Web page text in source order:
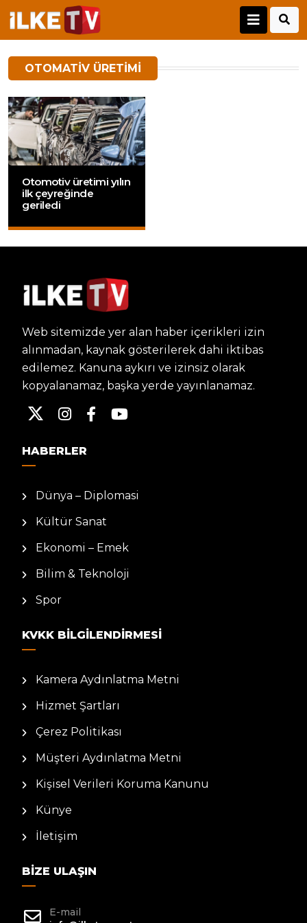
OTOMATIV ÜRETIMI
Otomotiv üretimi yılın
ilk çeyreğinde
geriledi
Web sitemizde yer alan haber içerikleri izin
alınmadan, kaynak gösterilerek dahi iktibas
edilemez. Kanuna aykırı ve izinsiz olarak
kopyalanamaz, başka yerde yayınlanamaz.
HABERLER
Dünya – Diplomasi
Kültür Sanat
Ekonomi – Emek
Bilim & Teknoloji
Spor
KVKK BILGILENDIRMESI
Kamera Aydınlatma Metni
Hizmet Şartları
Çerez Politikası
Müşteri Aydınlatma Metni
Kişisel Verileri Koruma Kanunu
Künye
İletişim
BIZE ULAŞIN
E-mail